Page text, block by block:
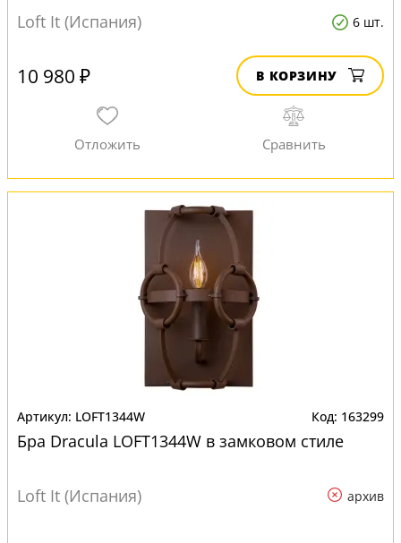
Loft It (Испания) 6 шт.
10 980 ₽ В КОРЗИНУ
LOFT1344W 163299
Бра Dracula LOFT1344W в замковом стиле
Loft It (Испания) архив